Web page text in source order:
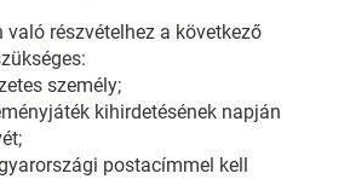
való részvételhez a következő
személy;
kihirdetésének napján
postacímmel kell